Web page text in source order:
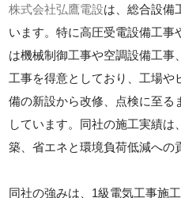
株式会社弘鷹電設は、総合設備
います。特に高圧受電設備工事
は機械制御工事や空調設備工
工事を得意としており、工場や
備の新設から改修、点検に至る
しています。同社の施工実績
築、省エネと環境負荷低減への
同社の強みは、1級電気工事施